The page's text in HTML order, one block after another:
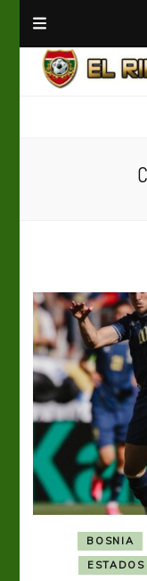
BOSNIA